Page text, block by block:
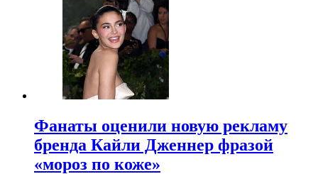
Фанаты оценили новую рекламу
бренда Кайли Дженнер фразой
«мороз по коже»